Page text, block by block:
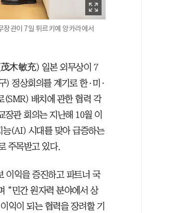
장관이 7일 튀르키예 앙카라에서
木敏充) 일본 외무상이 7
) 정상회의를 계기로 한·미·
(SMR) 배치에 관한 협력 각
관 회의는 지난해 10월 이
능(AI) 시대를 맞아 급증하는
주목받고 있다.
이익을 증진하고 파트너 국
“민간 원자력 분야에서 상
익이 되는 협력을 장려할 기